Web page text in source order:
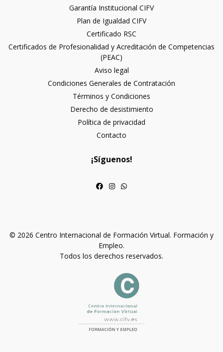
Garantía Institucional CIFV
Plan de Igualdad CIFV
Certificado RSC
Certificados de Profesionalidad y Acreditación de Competencias
(PEAC)
Aviso legal
Condiciones Generales de Contratación
Términos y Condiciones
Derecho de desistimiento
Política de privacidad
Contacto
¡Síguenos!
© 2026 Centro Internacional de Formación Virtual. Formación y
Empleo.
Todos los derechos reservados.